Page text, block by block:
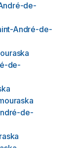
de-
André-de-
de-
de-